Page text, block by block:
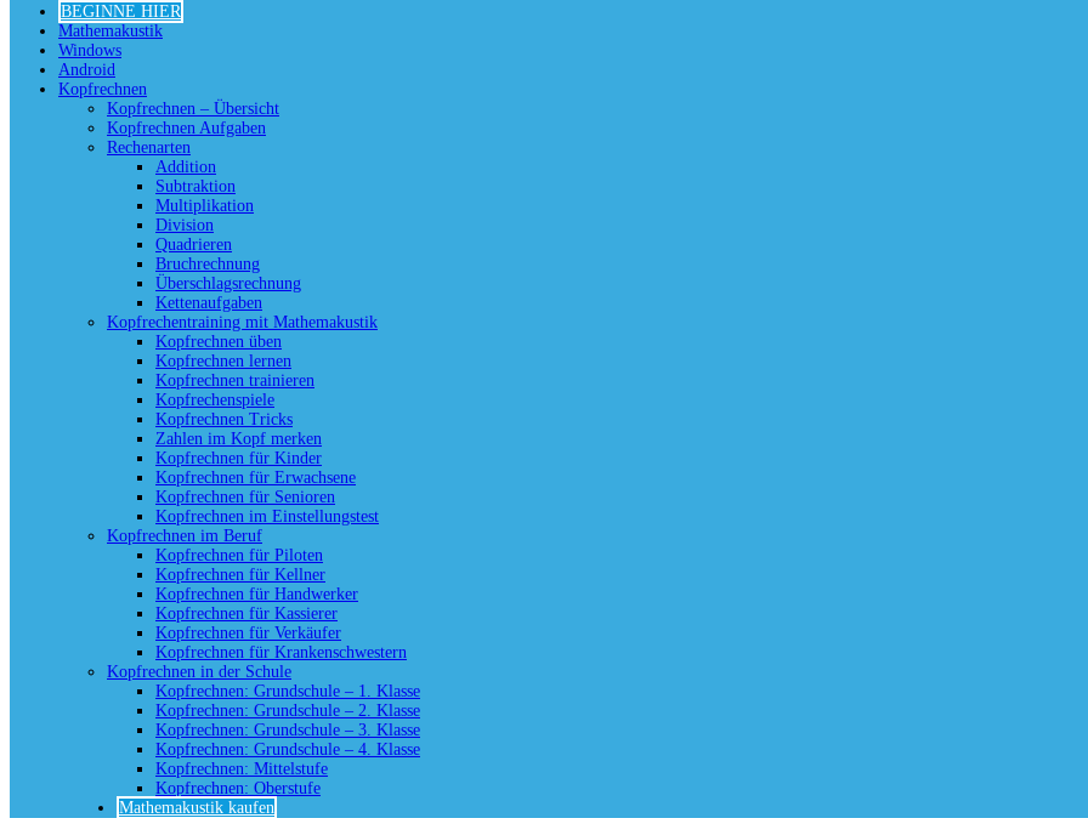
BEGINNE HIER
Mathemakustik
Windows
Android
Kopfrechnen
Kopfrechnen – Übersicht
Kopfrechnen Aufgaben
Rechenarten
Addition
Subtraktion
Multiplikation
Division
Quadrieren
Bruchrechnung
Überschlagsrechnung
Kettenaufgaben
Kopfrechentraining mit Mathemakustik
Kopfrechnen üben
Kopfrechnen lernen
Kopfrechnen trainieren
Kopfrechenspiele
Kopfrechnen Tricks
Zahlen im Kopf merken
Kopfrechnen für Kinder
Kopfrechnen für Erwachsene
Kopfrechnen für Senioren
Kopfrechnen im Einstellungstest
Kopfrechnen im Beruf
Kopfrechnen für Piloten
Kopfrechnen für Kellner
Kopfrechnen für Handwerker
Kopfrechnen für Kassierer
Kopfrechnen für Verkäufer
Kopfrechnen für Krankenschwestern
Kopfrechnen in der Schule
Kopfrechnen: Grundschule – 1. Klasse
Kopfrechnen: Grundschule – 2. Klasse
Kopfrechnen: Grundschule – 3. Klasse
Kopfrechnen: Grundschule – 4. Klasse
Kopfrechnen: Mittelstufe
Kopfrechnen: Oberstufe
Mathemakustik kaufen